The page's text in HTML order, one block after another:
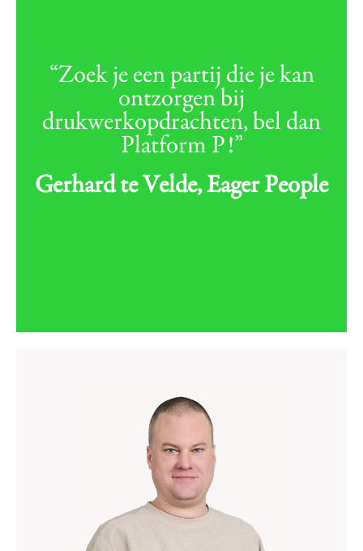
“Zoek je een partij die je kan
ontzorgen bij
drukwerkopdrachten, bel dan
Platform P!”
Gerhard te Velde, Eager People